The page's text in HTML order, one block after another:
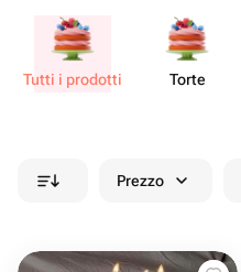
Tutti i prodotti Torte
Prezzo